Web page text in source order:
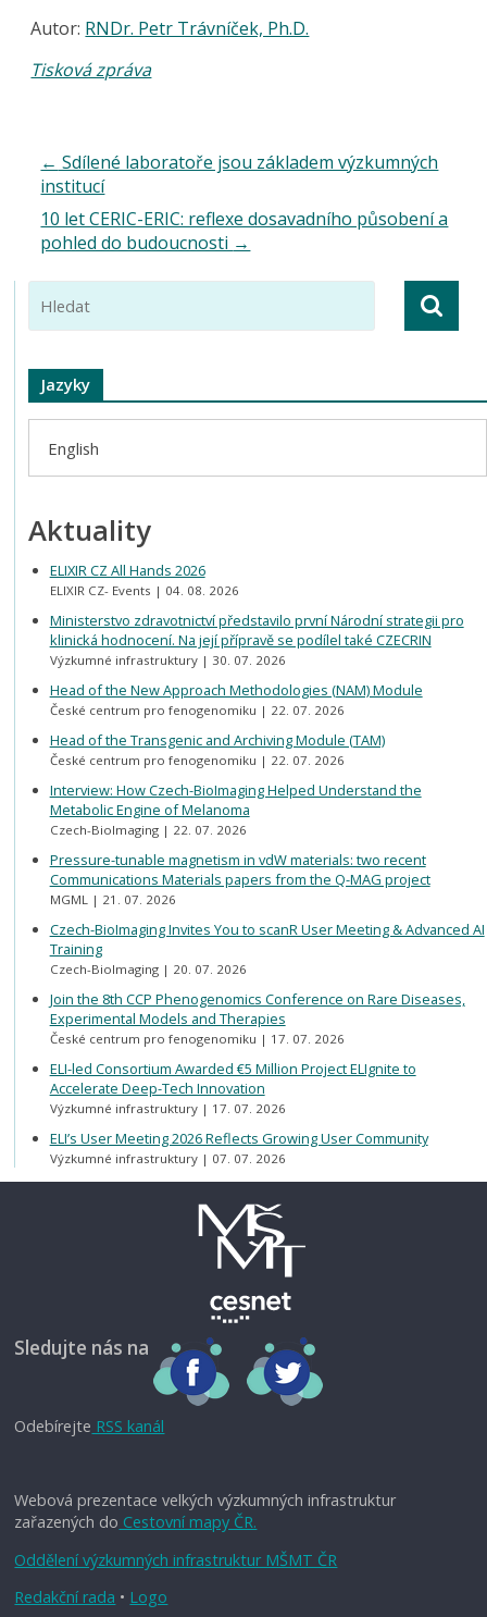
Autor: RNDr. Petr Trávníček, Ph.D.
Tisková zpráva
← Sdílené laboratoře jsou základem výzkumných
institucí
10 let CERIC-ERIC: reflexe dosavadního působení a
pohled do budoucnosti →
Jazyky
English
Aktuality
ELIXIR CZ All Hands 2026
ELIXIR CZ- Events 04. 08. 2026
Ministerstvo zdravotnictví představilo první Národní strategii pro
klinická hodnocení. Na její přípravě se podílel také CZECRIN
Výzkumné infrastruktury 30. 07. 2026
Head of the New Approach Methodologies (NAM) Module
České centrum pro fenogenomiku 22. 07. 2026
Head of the Transgenic and Archiving Module (TAM)
České centrum pro fenogenomiku 22. 07. 2026
Interview: How Czech-BioImaging Helped Understand the
Metabolic Engine of Melanoma
Czech-BioImaging 22. 07. 2026
Pressure-tunable magnetism in vdW materials: two recent
Communications Materials papers from the Q-MAG project
MGML 21. 07. 2026
Czech-BioImaging Invites You to scanR User Meeting & Advanced AI
Training
Czech-BioImaging 20. 07. 2026
Join the 8th CCP Phenogenomics Conference on Rare Diseases,
Experimental Models and Therapies
České centrum pro fenogenomiku 17. 07. 2026
ELI-led Consortium Awarded €5 Million Project ELIgnite to
Accelerate Deep-Tech Innovation
Výzkumné infrastruktury 17. 07. 2026
ELI’s User Meeting 2026 Reflects Growing User Community
Výzkumné infrastruktury 07. 07. 2026
Sledujte nás na
Odebírejte RSS kanál
Webová prezentace velkých výzkumných infrastruktur
zařazených do Cestovní mapy ČR.
Oddělení výzkumných infrastruktur MŠMT ČR
Redakční rada • Logo